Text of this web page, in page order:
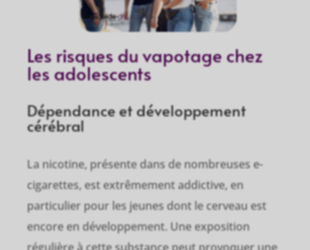
Les risques du vapotage chez
les adolescents
Dépendance et développement
cérébral
La nicotine, présente dans de nombreuses e-
cigarettes, est extrêmement addictive, en
particulier pour les jeunes dont le cerveau est
encore en développement. Une exposition